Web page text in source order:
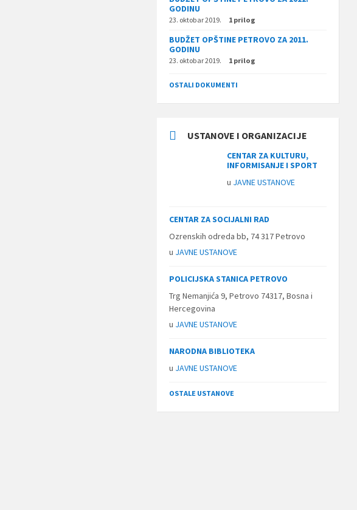
GODINU
23. oktobar 2019. 1 prilog
BUDŽET OPŠTINE PETROVO ZA 2011.
GODINU
23. oktobar 2019. 1 prilog
OSTALI DOKUMENTI
USTANOVE I ORGANIZACIJE
CENTAR ZA KULTURU,
INFORMISANJE I SPORT
u JAVNE USTANOVE
CENTAR ZA SOCIJALNI RAD
Ozrenskih odreda bb, 74 317 Petrovo
u JAVNE USTANOVE
POLICIJSKA STANICA PETROVO
Trg Nemanjića 9, Petrovo 74317, Bosna i
Hercegovina
u JAVNE USTANOVE
NARODNA BIBLIOTEKA
u JAVNE USTANOVE
OSTALE USTANOVE